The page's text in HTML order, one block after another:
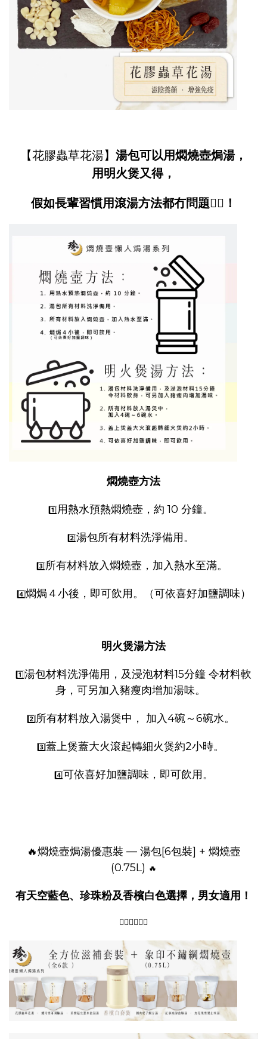
【花膠蟲草花湯】 湯包可以用燜燒壺焗湯，
用明火煲又得，
假如長輩習慣用滾湯方法都冇問題👍🏻 ！
燜燒壺方法
1️⃣用熱水預熱燜燒壺，約 10 分鐘。
2️⃣湯包所有材料洗淨備用。
3️⃣所有材料放入燜燒壺，加入熱水至滿。
4️⃣燜焗４小後，即可飲用。（可依喜好加鹽調味）
明火煲湯方法
1️⃣湯包材料洗淨備用，及浸泡材料15分鐘 令材料軟
身，可另加入豬瘦肉增加湯味。
2️⃣所有材料放入湯煲中， 加入4碗～6碗水。
3️⃣蓋上煲蓋大火滾起轉細火煲約2小時。
4️⃣可依喜好加鹽調味，即可飲用。
🔥燜燒壺焗湯優惠裝 — 湯包[6包裝] + 燜燒壺
(0.75L) 🔥
有天空藍色、珍珠粉及香檳白色選擇，男女適用！
👇🏻👇🏻👇🏻